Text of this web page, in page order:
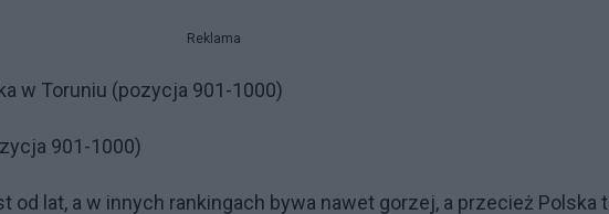
Reklama
w Toruniu (pozycja 901-1000)
901-1000)
od lat, a w innych rankingach bywa nawet gorzej, a przecież Polska